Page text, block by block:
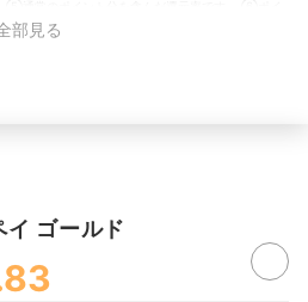
イントを示したもので、ポイントの交換方法によっ
場合があります。 ⑦Google Pay™ 、Samsung Pay
ント進呈 ②年間100万円利用の対象取引や算定期
済分のポイント還元の対象となりません。上記、タ
オーダーの対象店舗は異なります。詳しくはサービ
⑤通常のポイント分を含んだ還元率です。 ⑥ポイ
イントを示したもので、ポイントの交換方法によっ
場合があります。 ⑦Google Pay™ 、Samsung Pay
きません。ポイント還元は受けられないので、注
部見る
ゴールド